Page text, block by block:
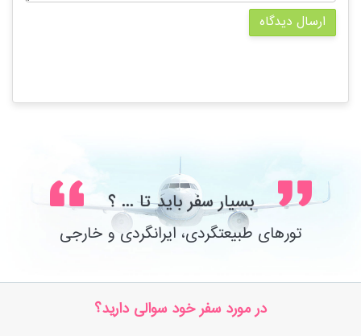
ارسال دیدگاه
بسیار سفر باید تا ... ؟
تورهای طبیعتگردی، ایرانگردی و خارجی
در مورد سفر خود سوالی دارید؟